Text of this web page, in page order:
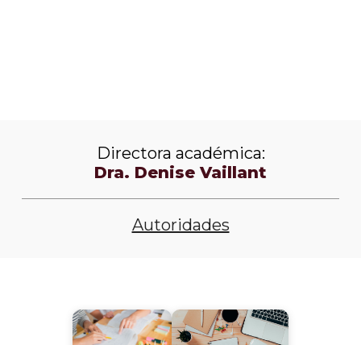
Autoridades
Directora académica:
Dra. Denise Vaillant